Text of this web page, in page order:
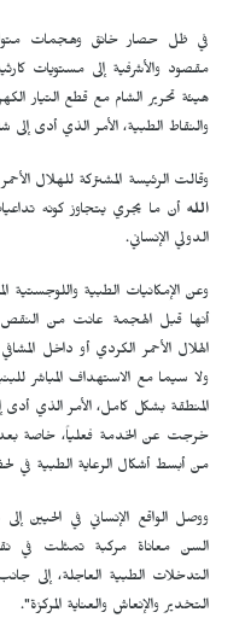
في ظل حصار خانق وهجمات
مقصود والأشرفية إلى مستويات
هيئة تحرير الشام مع قطع التيار
والنقاط الطبية، الأمر الذي أدى
وقالت الرئيسة المشتركة للهلال
الله أن ما يجري يتجاوز كونه
الدولي الإنساني.
وعن الإمكانيات الطبية واللوجستية
أنها قبل الهجمة عانت من النقص
الهلال الأحمر الكردي أو داخل
ولا سيما مع الاستهداف المباشر
المنطقة بشكل كامل، الأمر الذي أدى
خرجت عن الخدمة فعلياً، خاصة بعد
من أبسط أشكال الرعاية الطبية في
ووصل الواقع الإنساني في الحيين
السن معاناة مركبة تمثلت في
التدخلات الطبية العاجلة، إلى
التخدير والإنعاش والعناية المركزة".